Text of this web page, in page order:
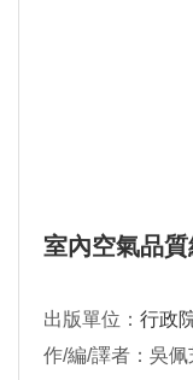
室內空氣品
出版單位： 行政
作/編/譯者：吳佩